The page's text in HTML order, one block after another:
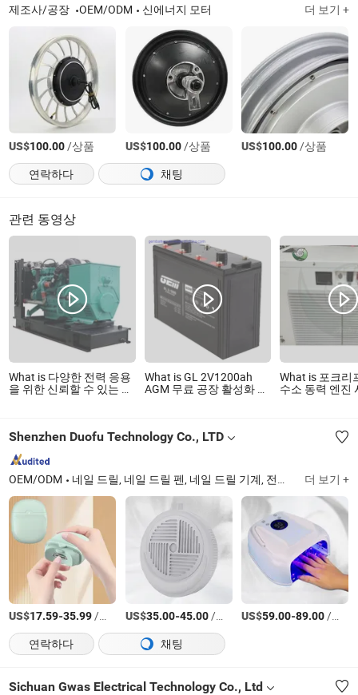
제조사/공장 OEM/ODM 신에너지 모터 더 보기 +
US$100.00/상품 US$100.00/상품 US$100.00/상품
연락하다
채팅
관련 동영상
What is 다양한 전력 응용
을 위한 신뢰할 수 있는 스
What is GL 2V1200ah
AGM 무료 공장 활성화 전
What is 포크리
수소 동력 엔진
Shenzhen Duofu Technology Co., LTD
OEM/ODM 네일 드릴, 네일 드릴 펜, 네일 드릴 기계, 전기 네일 드릴, 미용실 장비, 무선 네일 드릴, 무선 네일 드릴 기계, 무선 네일 드릴, 충전식 네일 드릴 더 보기 +
US$17.59-35.99/상품 US$35.00-45.00/상품 US$59.00-89.00/상품
연락하다
채팅
Sichuan Gwas Electrical Technology Co., Ltd